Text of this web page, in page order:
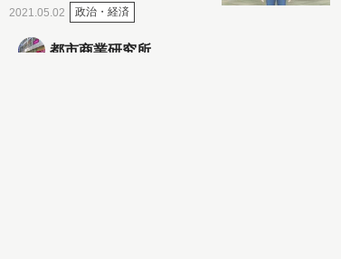
2021.05.02 政治・経済
都市商業研究所